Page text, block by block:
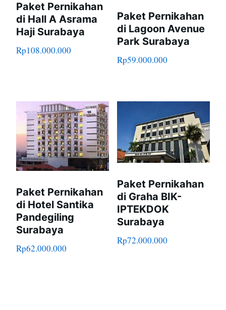
Paket Pernikahan
di Hall A Asrama
Haji Surabaya
Rp108.000.000
Paket Pernikahan
di Lagoon Avenue
Park Surabaya
Rp59.000.000
Paket Pernikahan
di Hotel Santika
Pandegiling
Surabaya
Rp62.000.000
Paket Pernikahan
di Graha BIK-
IPTEKDOK
Surabaya
Rp72.000.000